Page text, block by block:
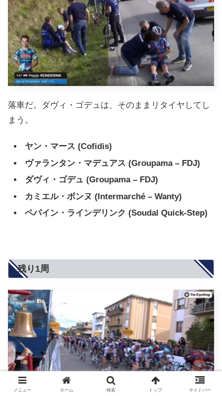
落車だ。ダヴィ・ゴデュは、そのままリタイヤしてし
まう。
ヤン・マース (Cofidis)
ヴァランタン・マデュアス (Groupama – FDJ)
ダヴィ・ゴデュ (Groupama – FDJ)
カミエル・ボンヌ (Intermarché – Wanty)
ペパイン・ラインデリンク (Soudal Quick-Step)
残り1周
メニュー ホーム 検索 トップ サイドバー